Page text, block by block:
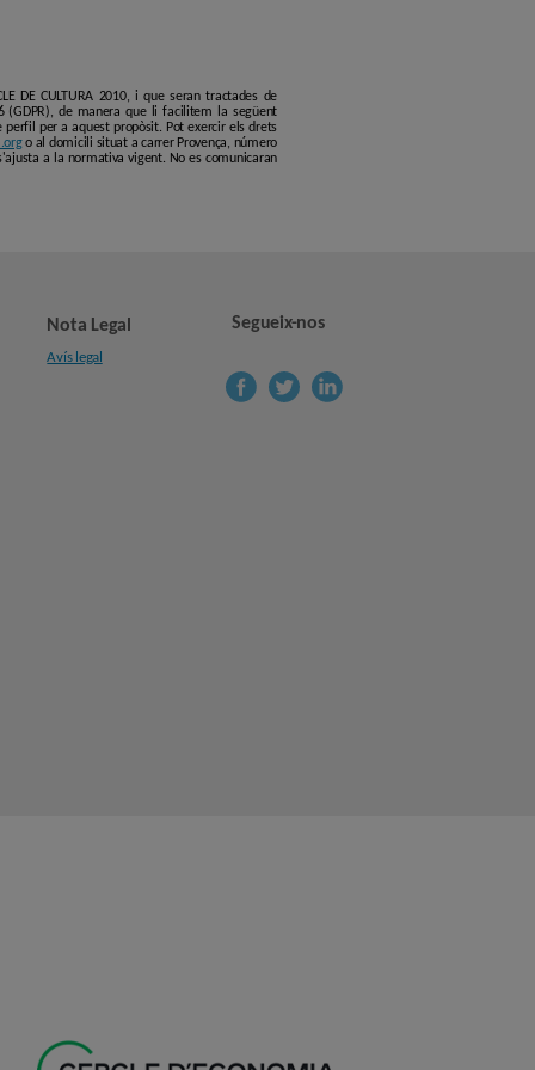
DE CULTURA 2010, i que seran tractades de
(GDPR), de manera que li facilitem la següent
per a aquest propòsit. Pot exercir els drets
o al domicili situat a carrer Provença, número
a la normativa vigent. No es comunicaran
Nota Legal
Avís legal
Segueix-nos